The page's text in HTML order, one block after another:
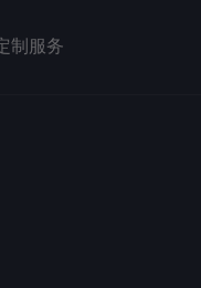
制服务